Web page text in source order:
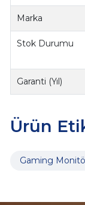
Marka
Stok Durumu
Garanti (Yıl)
Ürün
Gaming